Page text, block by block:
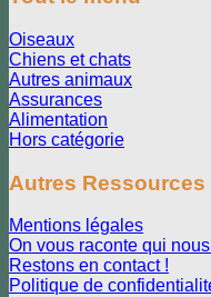
Oiseaux
Chiens et chats
Autres animaux
Assurances
Alimentation
Hors catégorie
Autres Ressources
Mentions légales
On vous raconte qui
Restons en contact !
Politique de